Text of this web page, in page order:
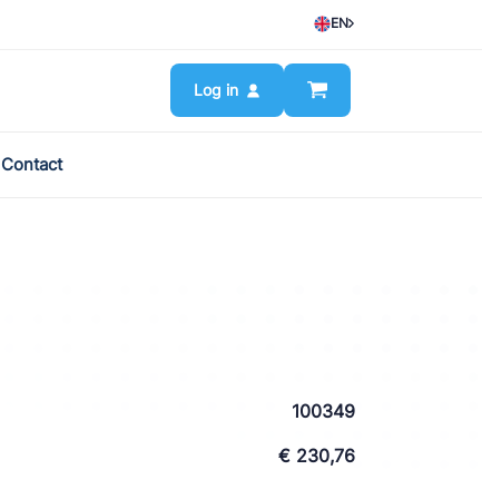
EN
Log in
Contact
100349
€ 230,76